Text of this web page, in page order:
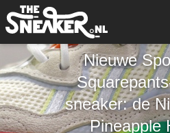
Nieuwe
sneaker: de
Pineapple